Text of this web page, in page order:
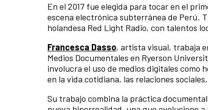
En el 2017 fue elegida para tocar en el
escena electrónica subterránea de Perú.
holandesa Red Light Radio, con talentos
Francesca Dasso, artista visual, trabaja
Medios Documentales en Ryerson
involucra el uso de medios digitales como
en la vida cotidiana, las relaciones
Su trabajo combina la práctica